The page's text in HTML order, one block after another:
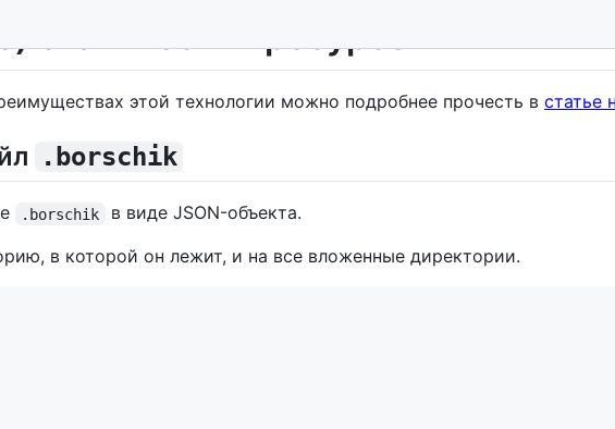
статических ресурсов
этой технологии можно подробнее прочесть в статье
.borschik
.borschik
в виде JSON-объекта.
в которой он лежит, и на все вложенные директории.